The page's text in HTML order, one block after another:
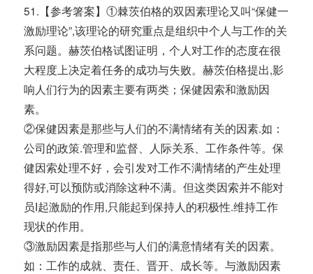
51.【参考箸案】①棘茨伯格的双因素理论又叫“保健一
激励理论”,该理论的研究重点是组织中个人与工作的关
系问题。赫茨伯格试图证明，个人对工作的态度在很
大程度上决定着任务的成功与失败。赫茨伯格提出,影
响人们行为的因素主要有两类；保健因索和激励因
素。
②保健因素是那些与人们的不满情绪有关的因素.如：
公司的政策.管理和监督、人际关系、工作条件等。保
健因索处理不好，会引发对工作不满情绪的产生处理
得好,可以预防或消除这种不满。但这类因索并不能对
员I起激励的作用,只能起到保持人的积极性.维持工作
现状的作用。
③激励因素是指那些与人们的满意情绪有关的因素。
如：工作的成就、责任、晋开、成长等。与激励因素